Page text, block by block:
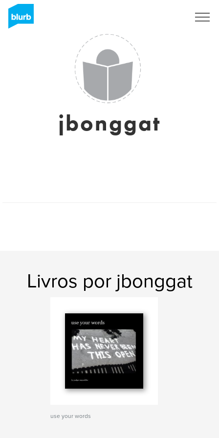
jbonggat
Livros por jbonggat
use your words